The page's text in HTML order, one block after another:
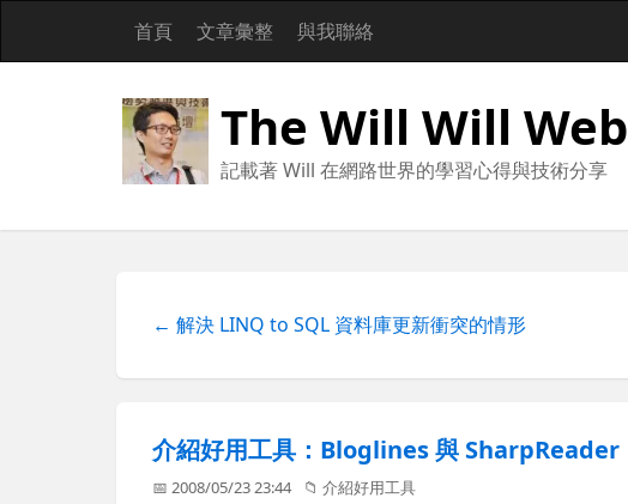
首頁 文章彙整 與我聯絡
The Will Will Web
記載著 Will 在網路世界的學習心得與技術分享
← 解決 LINQ to SQL 資料庫更新衝突的情形
介紹好用工具：Bloglines 與 SharpReader
📅 2008/05/23 23:44 📁介紹好用工具